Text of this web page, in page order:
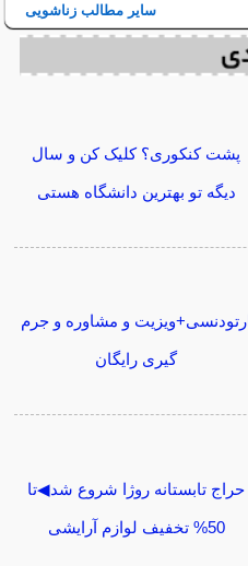
سایر مطالب زناشویی
پشت کنکوری؟ کلیک کن و سال
دیگه تو بهترین دانشگاه هستی
ارتودنسی+ویزیت و مشاوره و جرم
گیری رایگان
حراج تابستانه روژا شروع شد◀تا
50% تخفیف لوازم آرایشی